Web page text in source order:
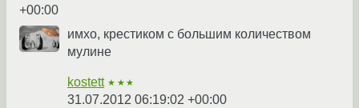
+00:00
имхо, крестиком с большим количеством
мулине
kostett ★★★
31.07.2012 06:19:02 +00:00